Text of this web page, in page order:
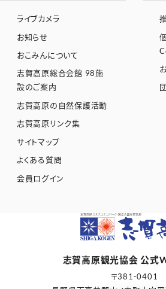
ライブカメラ
お知らせ
おこみんについて
志賀高原総合会館 98施
設のご案内
志賀高原の自然保護活動
志賀高原リンク集
サイトマップ
よくある質問
会員ログイン
志賀高原観光協会 公式
〒381-0401